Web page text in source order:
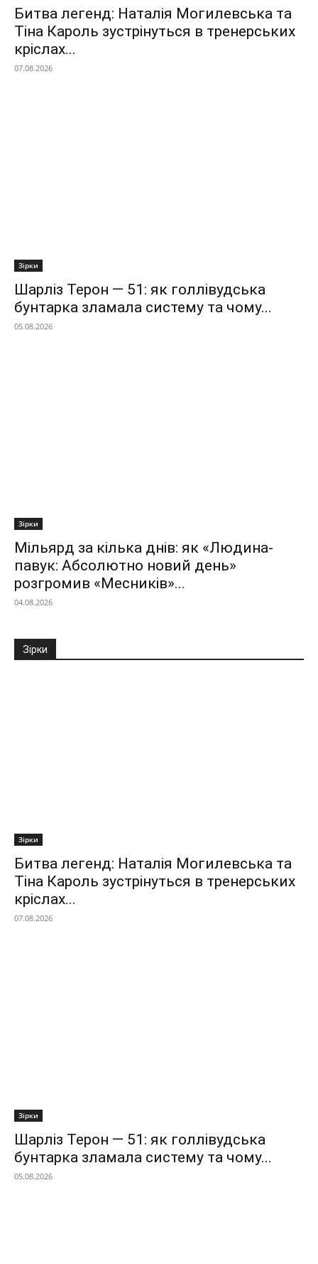
Битва легенд: Наталія Могилевська та
Тіна Кароль зустрінуться в тренерських
кріслах...
07.08.2026
Зірки
Шарліз Терон — 51: як голлівудська
бунтарка зламала систему та чому...
05.08.2026
Зірки
Мільярд за кілька днів: як «Людина-
павук: Абсолютно новий день»
розгромив «Месників»...
04.08.2026
Зірки
Зірки
Битва легенд: Наталія Могилевська та
Тіна Кароль зустрінуться в тренерських
кріслах...
07.08.2026
Зірки
Шарліз Терон — 51: як голлівудська
бунтарка зламала систему та чому...
05.08.2026